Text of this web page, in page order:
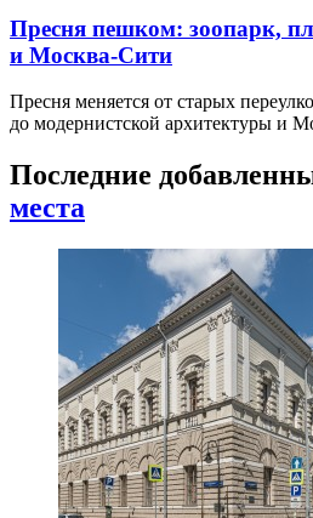
Пресня пешком: зоопарк,
и Москва-Сити
Пресня меняется от старых
до модернистской архитектуры и
Последние
места